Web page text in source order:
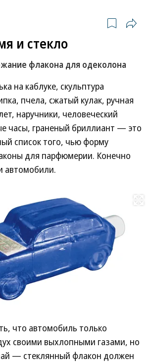
и стекло
флакона для одеколона
на каблуке, скульптура
пчела, сжатый кулак, ручная
наручники, человеческий
часы, граненый бриллиант — это
список того, чью форму
для парфюмерии. Конечно
автомобили.
что автомобиль только
своими выхлопными газами, но
— стеклянный флакон должен